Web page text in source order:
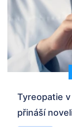
Tyreopatie
přináší